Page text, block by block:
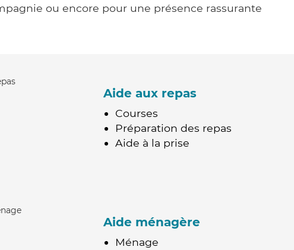
ou encore pour une présence rassurante
Aide aux repas
Courses
Préparation des repas
Aide à la prise
Aide ménagère
Ménage